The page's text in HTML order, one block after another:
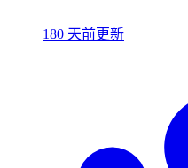
180 天前更新